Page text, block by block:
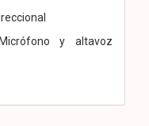
y altavoz